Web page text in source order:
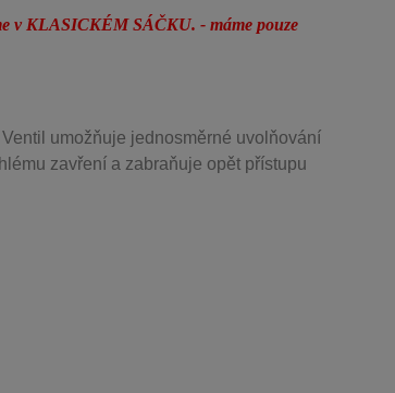
v KLASICKÉM SÁČKU. - máme pouze
umožňuje jednosměrné uvolňování
zavření a zabraňuje opět přístupu